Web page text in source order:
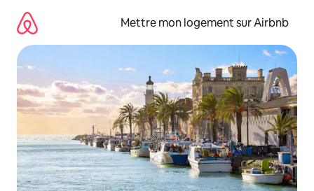
directement
contenu
Mettre mon logement sur Airbnb